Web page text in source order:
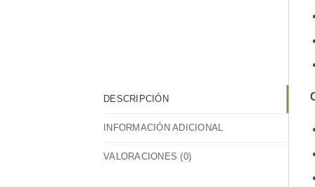
DESCRIPCIÓN
INFORMACIÓN ADICIONAL
VALORACIONES (0)